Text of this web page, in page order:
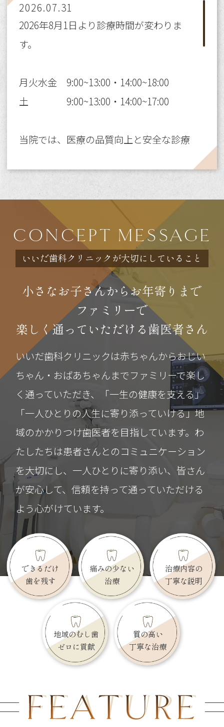
2026.07.31
2026年8月1日より診療時間が変わりま
す。
月火水金 9:00~13:00・14:00~18:00
土 9:00~13:00・14:00~17:00
当院では、医療の品質向上と安全な診療
て、上記の通り診療時間を変更させてい
ただきます。
患者様にはご不便をおかけいたします
が、より良い医療を提供できるようスタ
ッフ一同努めてまいります。何卒、ご理
解とご協力のほどよろしくお願い申し上
げます。
2025.12.09
12月28日（日曜）～1月4日（日曜）まで
休診となります。
1月5日（月曜）から通常通り診療致しま
す。
2024.09.25
ホームページをリニューアルしました。
今後ともよろしくお願い致します。
CONCEPT MESSAGE
いいだ歯科クリニックが大切にしていること
小さなお子さんからお年寄りまで
ファミリーで
楽しく通っていただける歯医者さん
いいだ歯科クリニックは赤ちゃんからおじい
ちゃん・おばあちゃんまでファミリーで楽し
く通っていただき、「一生の健康を支える」
「一人ひとりの人生に寄り添っていける」地
域のかかりつけ歯医者を目指しています。わ
たしたちは患者さんとのコミュニケーション
を大切にし、一人ひとりに寄り添い、皆さん
が安心して、信頼を持って通っていただける
よう心がけています。
できるだけ
歯を残す
痛みの少ない
治療
治療内容の
丁寧な説明
地域のむし歯
ゼロに貢献
質の高い
丁寧な治療